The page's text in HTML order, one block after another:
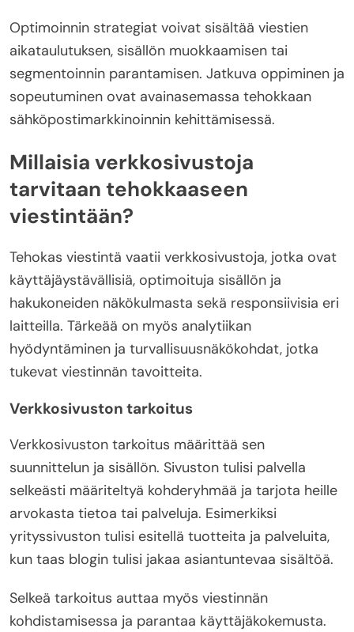
Optimoinnin strategiat voivat sisältää viestien
aikataulutuksen, sisällön muokkaamisen tai
segmentoinnin parantamisen. Jatkuva oppiminen ja
sopeutuminen ovat avainasemassa tehokkaan
sähköpostimarkkinoinnin kehittämisessä.
Millaisia verkkosivustoja
tarvitaan tehokkaaseen
viestintään?
Tehokas viestintä vaatii verkkosivustoja, jotka ovat
käyttäjäystävällisiä, optimoituja sisällön ja
hakukoneiden näkökulmasta sekä responsiivisia eri
laitteilla. Tärkeää on myös analytiikan
hyödyntäminen ja turvallisuusnäkökohdat, jotka
tukevat viestinnän tavoitteita.
Verkkosivuston tarkoitus
Verkkosivuston tarkoitus määrittää sen
suunnittelun ja sisällön. Sivuston tulisi palvella
selkeästi määriteltyä kohderyhmää ja tarjota heille
arvokasta tietoa tai palveluja. Esimerkiksi
yrityssivuston tulisi esitellä tuotteita ja palveluita,
kun taas blogin tulisi jakaa asiantuntevaa sisältöä.
Selkeä tarkoitus auttaa myös viestinnän
kohdistamisessa ja parantaa käyttäjäkokemusta.